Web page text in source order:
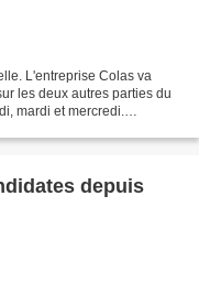
L'entreprise Colas va
les deux autres parties du
mardi et mercredi.
depuis